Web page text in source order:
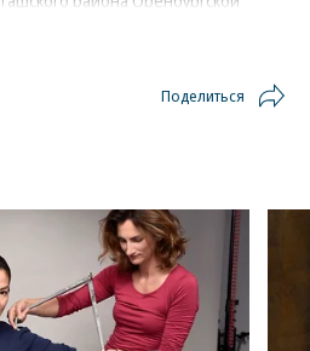
кроме него в семье росли
имени Чкалова, где
/купить фото
купить фотоПоделиться